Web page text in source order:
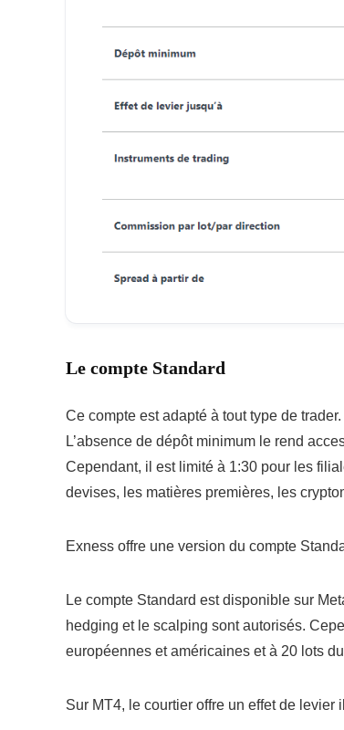
Le compte Standard
Ce compte est adapté à tout type de
L’absence de dépôt minimum le rend
Cependant, il est limité à 1:30 pour les
devises, les matières premières, les
Exness offre une version du compte
Le compte Standard est disponible sur
hedging et le scalping sont autorisés.
européennes et américaines et à 20 lots
Sur MT4, le courtier offre un effet de